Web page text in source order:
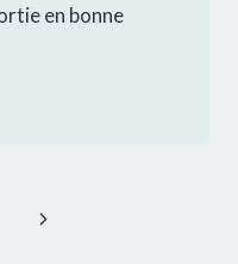
en bonne
Page